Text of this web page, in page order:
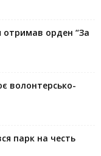
орден “За
волонтерсько-
парк на честь